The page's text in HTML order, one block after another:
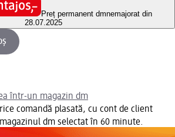
Preț permanent dmnemajorat din
28.07.2025
într-un magazin dm
comandă plasată, cu cont de client
dm selectat în 60 minute.